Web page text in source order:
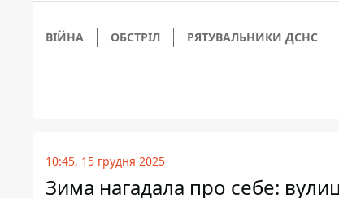
ВІЙНА ОБСТРІЛ РЯТУВАЛЬНИКИ ДСНС
10:45, 15 грудня 2025
Зима нагадала про себе: